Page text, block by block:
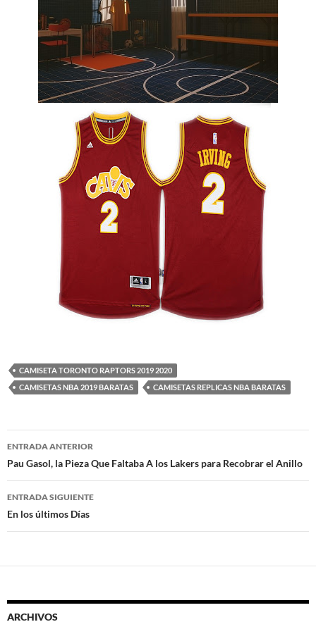
CAMISETA TORONTO RAPTORS 2019 2020
CAMISETAS NBA 2019 BARATAS
CAMISETAS REPLICAS NBA BARATAS
Navegación
de
entradas
ENTRADA ANTERIOR
Pau Gasol, la Pieza Que Faltaba A los Lakers para Recobrar el Anillo
ENTRADA SIGUIENTE
En los últimos Días
ARCHIVOS